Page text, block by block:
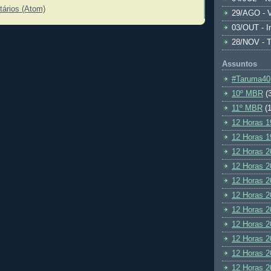
(Atom)
29/AGO -
03/OUT -
28/NOV -
Assuntos
#Taruma40
10º MBR
11º MBR
12 Horas
12 Horas
12 Horas
12 Horas
12 Horas
12 Horas
12 Horas
12 Horas
12 Horas
12 Horas
12 Horas